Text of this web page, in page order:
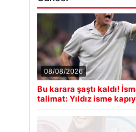
08/08/2026
Bu karara şaştı kaldı!
talimat: Yıldız isme